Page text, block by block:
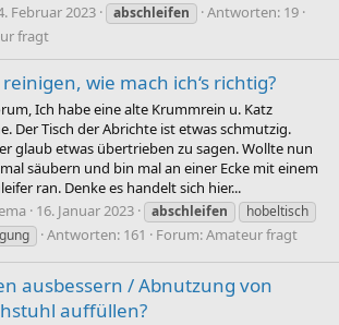
Februar 2023 abschleifen
Antworten: 19
fragt
wie mach ich‘s richtig?
Ich habe eine alte Krummrein u. Katz
Der Tisch der Abrichte ist etwas schmutzig.
glaub etwas übertrieben zu sagen. Wollte nun
säubern und bin mal an einer Ecke mit einem
ran. Denke es handelt sich hier...
16. Januar 2023 abschleifen
hobeltisch
Antworten: 161 Forum:Amateur fragt
ausbessern / Abnutzung von
auffüllen?